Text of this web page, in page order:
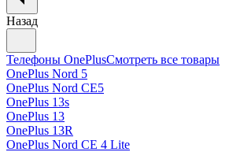
Назад
Телефоны OnePlusСмотреть все товары
OnePlus Nord 5
OnePlus Nord CE5
OnePlus 13s
OnePlus 13
OnePlus 13R
OnePlus Nord CE 4 Lite